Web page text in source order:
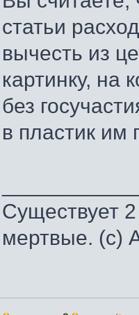
статьи
вычесть из
картинку, на
без
в пластик им
Существует
мертвые. (с)